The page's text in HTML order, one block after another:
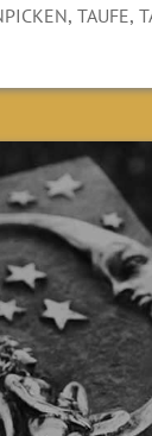
,TAUFE,